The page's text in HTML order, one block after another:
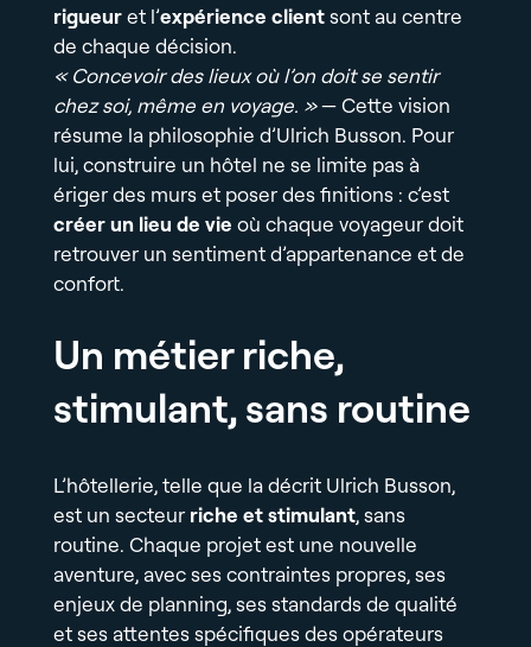
rigueuret l’expérience clientsont au centre
de chaque décision.
« Concevoir des lieux où l’on doit se sentir
chez soi, même en voyage. »— Cette vision
résume la philosophie d’Ulrich Busson. Pour
lui, construire un hôtel ne se limite pas à
ériger des murs et poser des finitions : c’est
créer un lieu de vie où chaque voyageur doit
retrouver un sentiment d’appartenance et de
confort.
Un métier riche,
stimulant, sans routine
L’hôtellerie, telle que la décrit Ulrich Busson,
est un secteur riche et stimulant, sans
routine. Chaque projet est une nouvelle
aventure, avec ses contraintes propres, ses
enjeux de planning, ses standards de qualité
et ses attentes spécifiques des opérateurs